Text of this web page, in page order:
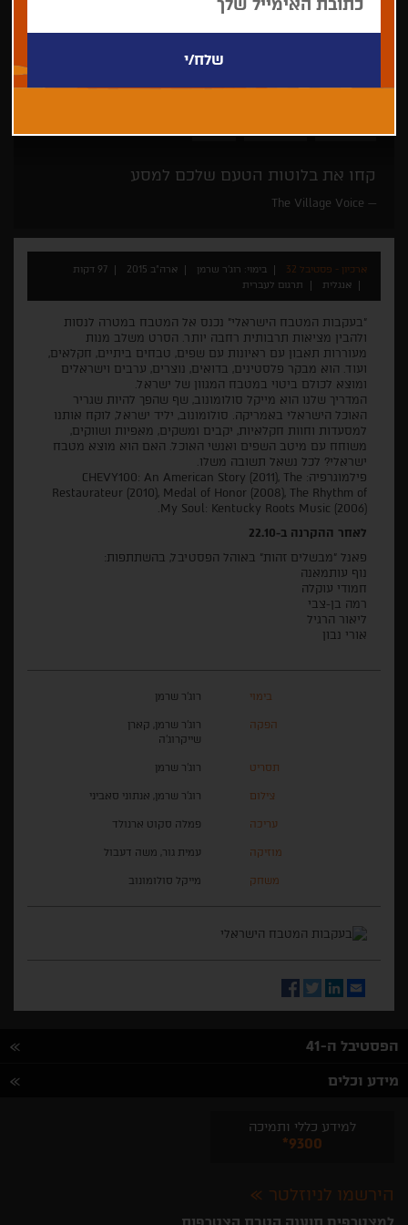
קחו את בלוטות הטעם שלכם למסע
The Village Voice
ארכיון - פסטיבל 32 בימוי: רוג'ר שרמן ארה"ב 2015
97 דקות
אנגלית
תרגום לעברית
"בעקבות המטבח הישראלי" נכנס אל המטבח במטרה לנסות
ולהבין מציאות תרבותית רחבה יותר. הסרט משלב מנות
מעוררות תאבון עם ראיונות עם שפים, טבחים ביתיים, חקלאים,
ועוד. הוא מבקר פלסטינים, בדואים, נוצרים, ערבים וישראלים
ומוצא לכולם ביטוי במטבח המגוון של ישראל.
המדריך שלנו הוא מייקל סולומונוב, שף שהפך להיות שגריר
האוכל הישראלי באמריקה. סולומונוב, יליד ישראל, לוקח אותנו
למסעדות וחוות חקלאיות, יקבים ומשקים, מאפיות ושווקים,
משוחח עם מיטב השפים ואנשי האוכל. האם הוא מוצא מטבח
ישראלי? לכל נשאל תשובה משלו.
פילמוגרפיה: CHEVY100: An American Story (2011), The
Restaurateur (2010), Medal of Honor (2008), The Rhythm of
My Soul: Kentucky Roots Music (2006).
לאחר ההקרנה ב-22.10
פאנל "מבשלים זהות" באוהל הפסטיבל, בהשתתפות:
נוף עותמאנה
חמודי עוקלה
רמה בן-צבי
ליאור הרגיל
אורי נבון
בימוי רוג'ר שרמן
הפקה
רוג'ר שרמן, קארן
שייקרוג'ה
תסריט רוג'ר שרמן
צילום רוג'ר שרמן, אנתוני סאביני
עריכה פמלה סקוט ארנולד
מוזיקה עמית גור, משה דעבול
משחק מייקל סולומונוב
Email
LinkedIn
Twitter
Facebook
הפסטיבל ה-41
מידע וכלים
למידע כללי ותמיכה
*9300
הירשמו לניוזלטר